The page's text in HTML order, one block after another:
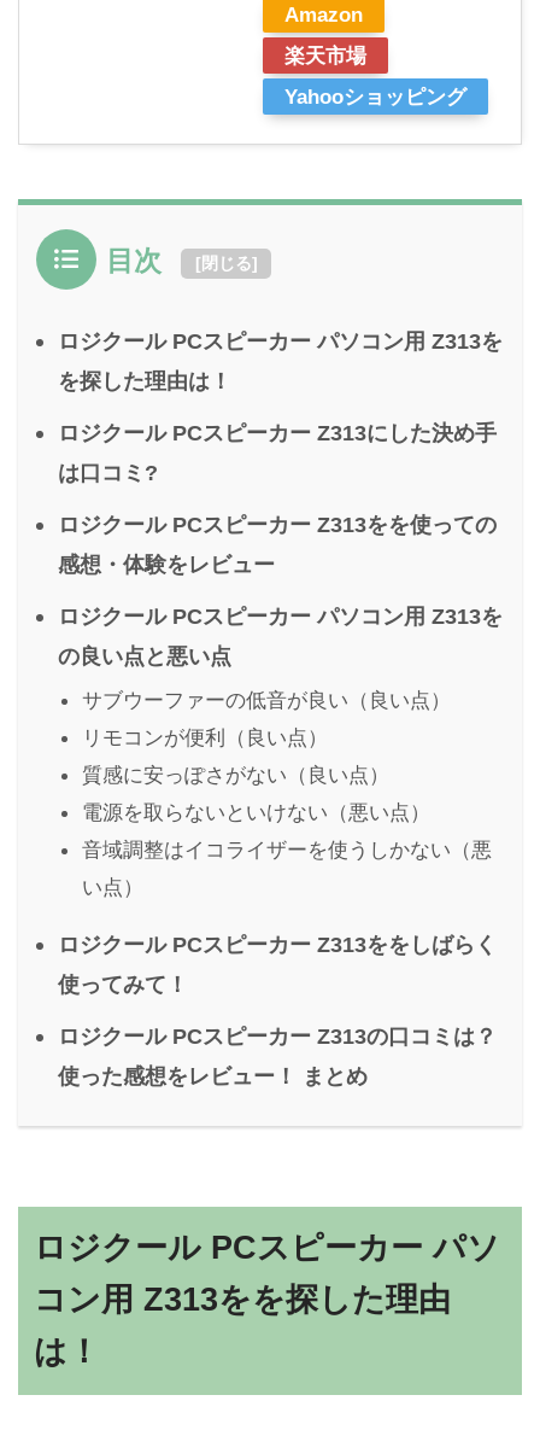
Amazon
楽天市場
Yahooショッピング
目次 [閉じる]
ロジクール PCスピーカー パソコン用 Z313を
を探した理由は！
ロジクール PCスピーカー Z313にした決め手
は口コミ?
ロジクール PCスピーカー Z313をを使っての
感想・体験をレビュー
ロジクール PCスピーカー パソコン用 Z313を
の良い点と悪い点
サブウーファーの低音が良い（良い点）
リモコンが便利（良い点）
質感に安っぽさがない（良い点）
電源を取らないといけない（悪い点）
音域調整はイコライザーを使うしかない（悪
い点）
ロジクール PCスピーカー Z313ををしばらく
使ってみて！
ロジクール PCスピーカー Z313の口コミは？
使った感想をレビュー！ まとめ
ロジクール PCスピーカー パソ
コン用 Z313をを探した理由
は！